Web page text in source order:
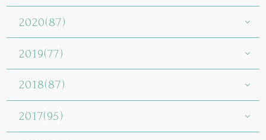
2020(87)
2019(77)
2018(87)
2017(95)